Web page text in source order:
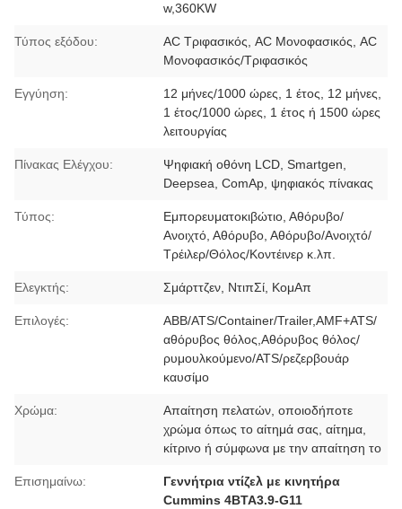
w,360KW
Τύπος εξόδου:
AC Τριφασικός, AC Μονοφασικός, AC
Μονοφασικός/Τριφασικός
Εγγύηση:
12 μήνες/1000 ώρες, 1 έτος, 12 μήνες,
1 έτος/1000 ώρες, 1 έτος ή 1500 ώρες
λειτουργίας
Πίνακας Ελέγχου:
Ψηφιακή οθόνη LCD, Smartgen,
Deepsea, ComAp, ψηφιακός πίνακας
Τύπος:
Εμπορευματοκιβώτιο, Αθόρυβο/
Ανοιχτό, Αθόρυβο, Αθόρυβο/Ανοιχτό/
Τρέιλερ/Θόλος/Κοντέινερ κ.λπ.
Ελεγκτής: Σμάρττζεν, ΝτιπΣί, ΚομΑπ
Επιλογές:
ABB/ATS/Container/Trailer,AMF+ATS/
αθόρυβος θόλος,Αθόρυβος θόλος/
ρυμουλκούμενο/ATS/ρεζερβουάρ
καυσίμο
Χρώμα:
Απαίτηση πελατών, οποιοδήποτε
χρώμα όπως το αίτημά σας, αίτημα,
κίτρινο ή σύμφωνα με την απαίτηση το
Επισημαίνω:
Γεννήτρια ντίζελ με κινητήρα
Cummins 4BTA3.9-G11